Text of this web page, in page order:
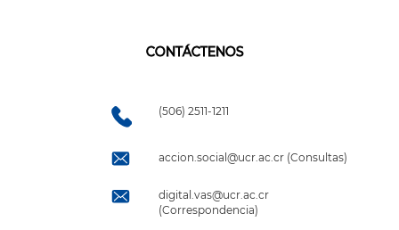
CONTÁCTENOS
(506) 2511-1211
accion.social@ucr.ac.cr (Consultas)
digital.vas@ucr.ac.cr
(Correspondencia)